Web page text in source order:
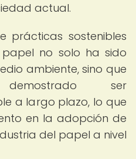
actual.
prácticas sostenibles
no solo ha sido
ambiente, sino que
ser
a largo plazo, lo que
en la adopción de
del papel a nivel